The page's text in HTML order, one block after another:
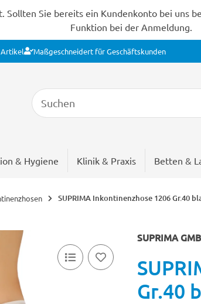
Sie bereits ein Kundenkonto bei uns
Funktion bei der Anmeldung.
Artikel Maßgeschneidert für Geschäftskunden
& Hygiene Klinik & Praxis Betten &
SUPRIMA Inkontinenzhose 1206 Gr.40
SUPRIMA
Gr.40